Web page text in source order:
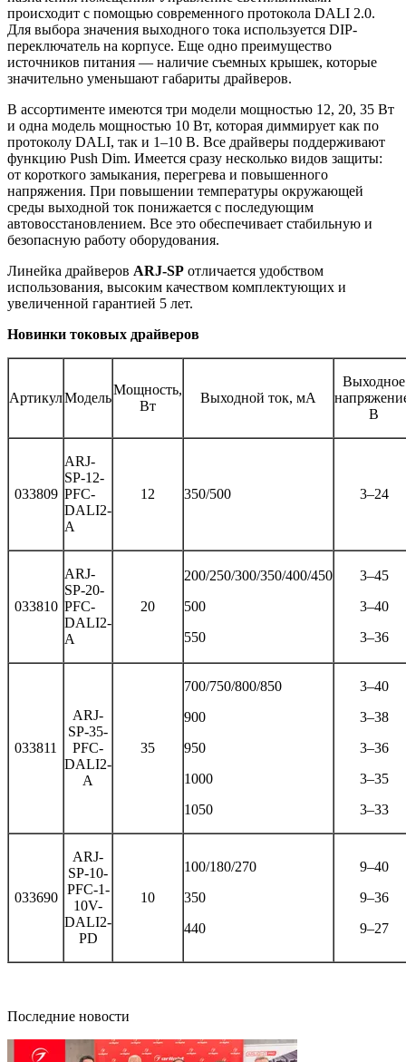
происходит с помощью современного протокола DALI 2.0.
Для выбора значения выходного тока используется DIP-
переключатель на корпусе. Еще одно преимущество
источников питания — наличие съемных крышек, которые
значительно уменьшают габариты драйверов.
В ассортименте имеются три модели мощностью 12, 20, 35 Вт
и одна модель мощностью 10 Вт, которая диммирует как по
протоколу DALI, так и 1–10 В. Все драйверы поддерживают
функцию Push Dim. Имеется сразу несколько видов защиты:
от короткого замыкания, перегрева и повышенного
напряжения. При повышении температуры окружающей
среды выходной ток понижается с последующим
автовосстановлением. Все это обеспечивает стабильную и
безопасную работу оборудования.
Линейка драйверов ARJ-SP отличается удобством
использования, высоким качеством комплектующих и
увеличенной гарантией 5 лет.
Новинки токовых драйверов
АртикулМодель
Мощность,
Вт
Выходной ток, мА
Выходное
В
033809
ARJ-
SP-12-
PFC-
DALI2-
A
12 350/500 3–24
033810
ARJ-
SP-20-
PFC-
DALI2-
A
20
200/250/300/350/400/450
500
550
3–45
3–40
3–36
033811
ARJ-
SP-35-
PFC-
DALI2-
A
35
700/750/800/850
900
950
1000
1050
3–40
3–38
3–36
3–35
3–33
033690
ARJ-
SP-10-
PFC-1-
10V-
DALI2-
PD
10
100/180/270
350
440
9–40
9–36
9–27
Последние новости